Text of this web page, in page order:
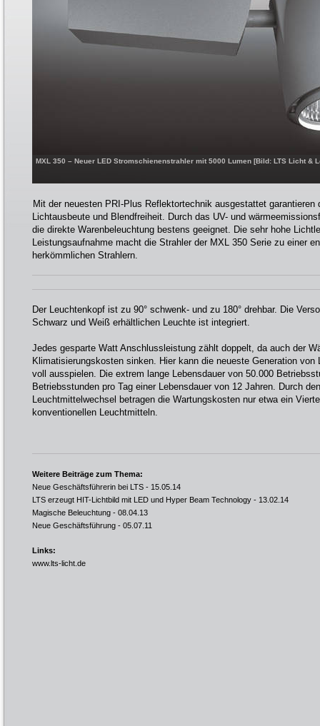
MXL 350 – Neuer LED Stromschienenstrahler mit 5000 Lumen [Bild: LTS Licht &
Mit der neuesten PRI-Plus Reflektortechnik ausgestattet garantieren
Lichtausbeute und Blendfreiheit. Durch das UV- und
die direkte Warenbeleuchtung bestens geeignet. Die sehr hohe
Leistungsaufnahme macht die Strahler der MXL 350 Serie zu einer
herkömmlichen Strahlern.
Der Leuchtenkopf ist zu 90° schwenk- und zu 180° drehbar. Die
Schwarz und Weiß erhältlichen Leuchte ist integriert.
Jedes gesparte Watt Anschlussleistung zählt doppelt, da auch der
Klimatisierungskosten sinken. Hier kann die neueste Generation von
voll ausspielen. Die extrem lange Lebensdauer von 50.000
Betriebsstunden pro Tag einer Lebensdauer von 12 Jahren. Durch
Leuchtmittelwechsel betragen die Wartungskosten nur etwa ein
konventionellen Leuchtmitteln.
Weitere Beiträge zum Thema:
Neue Geschäftsführerin bei LTS - 15.05.14
LTS erzeugt HIT-Lichtbild mit LED und Hyper Beam Technology - 13.02.14
Magische Beleuchtung - 08.04.13
Neue Geschäftsführung - 05.07.11
Links:
www.lts-licht.de